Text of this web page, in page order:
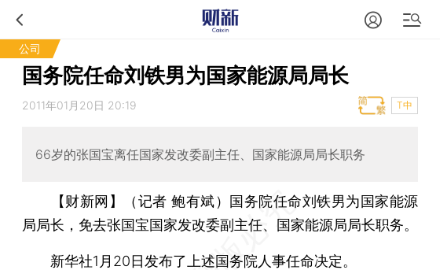
公司
国务院任命刘铁男为国家能源局局长
2011年01月20日 20:19 T中
66岁的张国宝离任国家发改委副主任、国家能源局局长职务
【财新网】（记者 鲍有斌） 国务院任命刘铁男为国家能源
局局长，免去张国宝国家发改委副主任、国家能源局局长职务。
新华社1月20日发布了上述国务院人事任命决定。